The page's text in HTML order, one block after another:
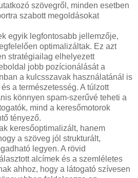
szövegről, minden esetben
szabott megoldásokat
egyik legfontosabb jellemzője,
optimalizáltak. Ez azt
stratégiailag elhelyezett
jobb pozícionálását a
a kulcsszavak használatánál is
a természetesség. A túlzott
könnyen spam-szerűvé teheti a
mind a keresőmotorok
tényező.
keresőoptimalizált, hanem
a szöveg jól strukturált,
legyen. A rövid
alcímek és a szemléletes
ahhoz, hogy a látogató szívesen